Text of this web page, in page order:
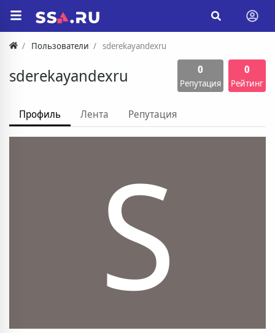
Пользователи sderekayandexru
sderekayandexru 0
Репутация
0
Рейтинг
Профиль Лента Репутация
S